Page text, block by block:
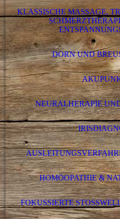
KLASSISCHE MASSAGE,
DORN UND
NEURALHERAPIE
HOMÖOPATHIE &
FOKUSSIERTE